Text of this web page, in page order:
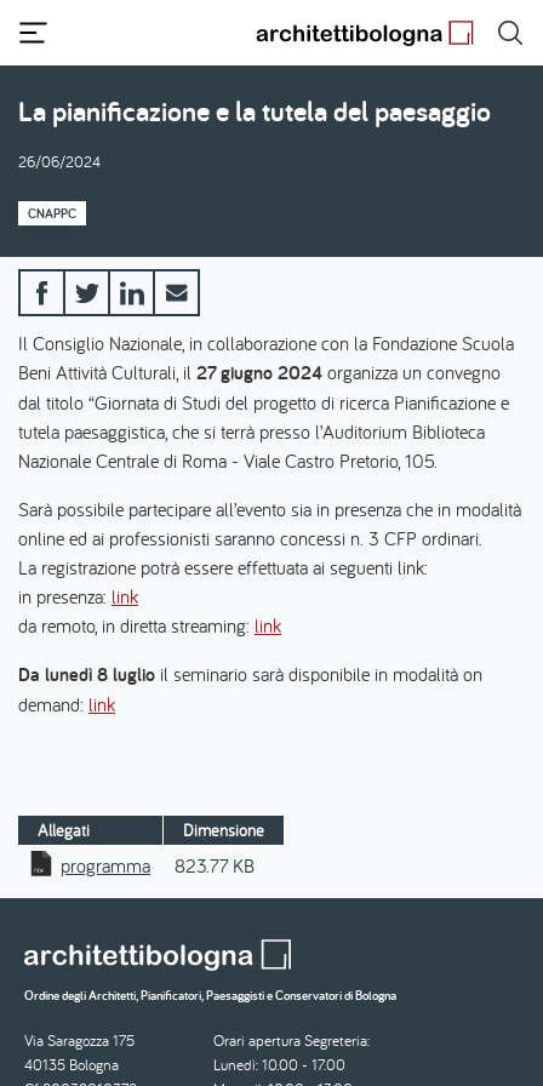
contenuto
principale
La pianificazione e la tutela del paesaggio
26/06/2024
CNAPPC
Il Consiglio Nazionale, in collaborazione con la Fondazione Scuola
Beni Attività Culturali, il 27 giugno 2024 organizza un convegno
dal titolo “Giornata di Studi del progetto di ricerca Pianificazione e
tutela paesaggistica, che si terrà presso l’Auditorium Biblioteca
Nazionale Centrale di Roma - Viale Castro Pretorio, 105.
Sarà possibile partecipare all’evento sia in presenza che in modalità
online ed ai professionisti saranno concessi n. 3 CFP ordinari.
La registrazione potrà essere effettuata ai seguenti link:
in presenza: link
da remoto, in diretta streaming: link
Da lunedì 8 luglio il seminario sarà disponibile in modalità on
demand: link
Allegati Dimensione
programma 823.77 KB
Ordine degli Architetti, Pianificatori, Paesaggisti e Conservatori di Bologna
Via Saragozza 175
40135 Bologna
Orari apertura Segreteria:
Lunedì: 10.00 - 17.00